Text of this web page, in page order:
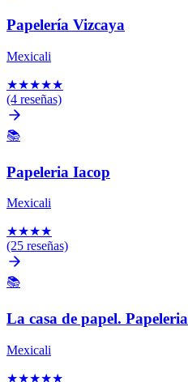
Papelería Vizcaya
Mexicali
★★★★★
(4 reseñas)
📚
Papeleria Iacop
Mexicali
★★★★
(25 reseñas)
📚
La casa de papel. Papeleria
Mexicali
★★★★★